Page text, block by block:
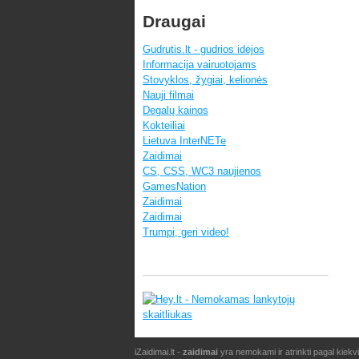
Draugai
Gudrutis.lt - gudrios idėjos
Informacija vairuotojams
Stovyklos, žygiai, kelionės
Nauji filmai
Degalų kainos
Kokteiliai
Lietuva InterNETe
Zaidimai
CS, CSS, WC3 naujienos
GamesNation
Zaidimai
Zaidimai
Trumpi, geri video!
iZaidimai.lt - zaidimai yra nemokami ir atrinkti pagal